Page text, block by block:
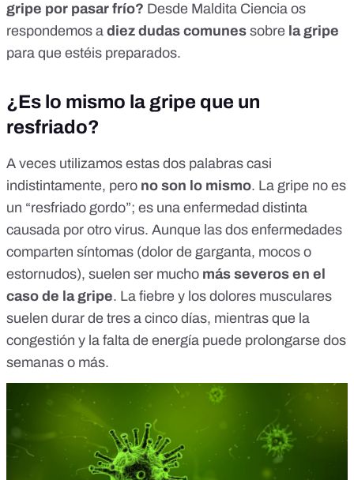
gripe por pasar frío? Desde Maldita Ciencia os
respondemos a diez dudas comunes sobre la gripe
para que estéis preparados.
¿Es lo mismo la gripe que un
resfriado?
A veces utilizamos estas dos palabras casi
indistintamente, pero no son lo mismo. La gripe no es
un “resfriado gordo”; es una enfermedad distinta
causada por otro virus. Aunque las dos enfermedades
comparten síntomas (dolor de garganta, mocos o
estornudos), suelen ser mucho más severos en el
caso de la gripe. La fiebre y los dolores musculares
suelen durar de tres a cinco días, mientras que la
congestión y la falta de energía puede prolongarse dos
semanas o más.